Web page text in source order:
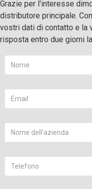
Grazie per l'interesse
distributore principale.
vostri dati di contatto e la
risposta entro due giorni